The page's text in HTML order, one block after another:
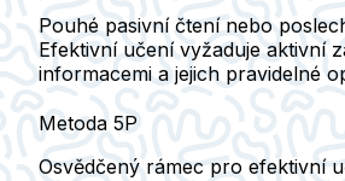
Pouhé pasivní čtení nebo
Efektivní učenívyžaduje aktivní
informacemi a jejich pravidelné
Metoda 5P
Osvědčený rámec pro efektivní